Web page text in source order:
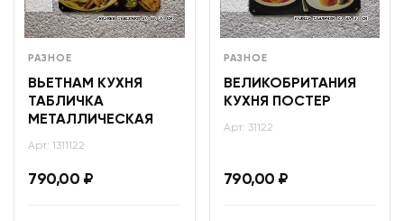
РАЗНОЕ
ВЬЕТНАМ КУХНЯ
ТАБЛИЧКА
МЕТАЛЛИЧЕСКАЯ
Арт: 1311122
790,00 ₽
РАЗНОЕ
ВЕЛИКОБРИТАНИЯ
КУХНЯ ПОСТЕР
Арт: 31122
790,00 ₽